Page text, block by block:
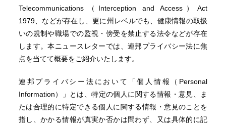
Telecommunications（Interception and Access）Act
1979、などが存在し、更に州レベルでも、健康情報の取扱
いの規制や職場での監視・傍受を禁止する法令などが存在
します。本ニュースレターでは、連邦プライバシー法に焦
点を当てて概要をご紹介いたします。
連邦プライバシー法において「個人情報（Personal
Information）」とは、特定の個人に関する情報・意見、ま
たは合理的に特定できる個人に関する情報・意見のことを
指し、かかる情報が真実か否かは問わず、又は具体的に記